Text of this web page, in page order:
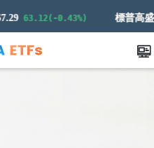
63.12(-0.43%)